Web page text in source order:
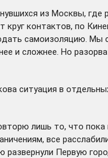
из Москвы,
контактов, по
самоизоляцию. Мы
и сложнее. Но
ситуация в
лишь то, что
все
Первую